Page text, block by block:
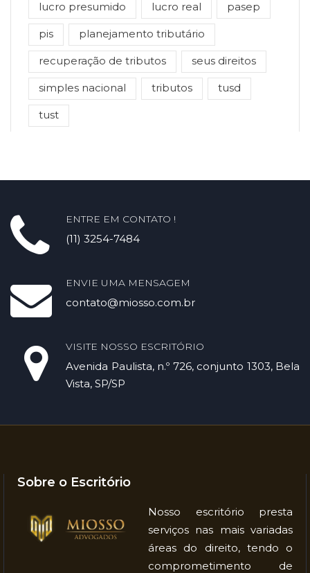
lucro presumido lucro real pasep
pis planejamento tributário
recuperação de tributos seus direitos
simples nacional tributos tusd
tust
ENTRE EM CONTATO !
(11) 3254-7484
ENVIE UMA MENSAGEM
contato@miosso.com.br
VISITE NOSSO ESCRITÓRIO
Avenida Paulista, n.º 726, conjunto 1303, Bela
Vista, SP/SP
Sobre o Escritório
Nosso escritório presta
serviços nas mais variadas
áreas do direito, tendo o
comprometimento de